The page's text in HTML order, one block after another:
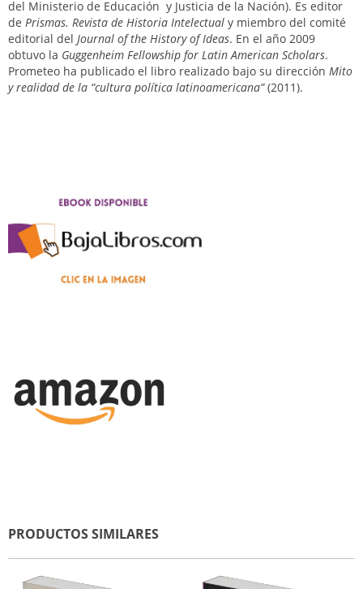
del Ministerio de Educación y Justicia de la Nación). Es editor
de Prismas. Revista de Historia Intelectual y miembro del comité
editorial del Journal of the History of Ideas. En el año 2009
obtuvo la Guggenheim Fellowship for Latin American Scholars.
Prometeo ha publicado el libro realizado bajo su dirección Mito
y realidad de la “cultura política latinoamericana”(2011).
PRODUCTOS SIMILARES